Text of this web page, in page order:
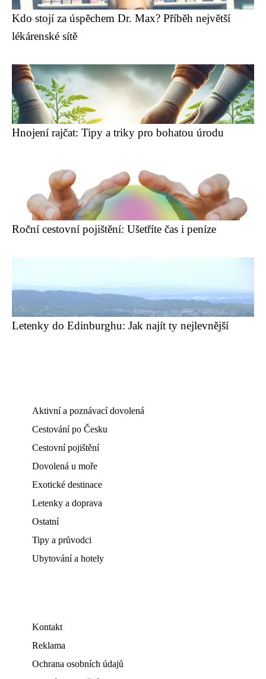
Kdo stojí za úspěchem Dr. Max? Příběh největší
lékárenské sítě
Hnojení rajčat: Tipy a triky pro bohatou úrodu
Roční cestovní pojištění: Ušetříte čas i peníze
Letenky do Edinburghu: Jak najít ty nejlevnější
Aktivní a poznávací dovolená
Cestování po Česku
Cestovní pojištění
Dovolená u moře
Exotické destinace
Letenky a doprava
Ostatní
Tipy a průvodci
Ubytování a hotely
Kontakt
Reklama
Ochrana osobních údajů